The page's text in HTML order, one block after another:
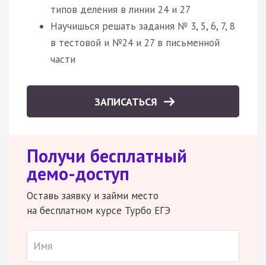
типов деления в линии 24 и 27
Научишься решать задания № 3, 5, 6, 7, 8
в тестовой и №24 и 27 в письменной
части
ЗАПИСАТЬСЯ
Получи бесплатный
демо-доступ
Оставь заявку и займи место
на бесплатном курсе Турбо ЕГЭ